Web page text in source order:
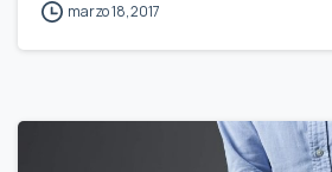
marzo 18, 2017